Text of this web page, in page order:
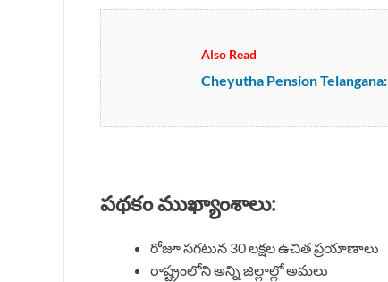
Also Read
Cheyutha Pension
పథకం ముఖ్యాంశాలు:
రోజూ సగటున 30 లక్షల ఉచిత ప్రయాణాలు
రాష్ట్రంలోని అన్ని జిల్లాల్లో అమలు